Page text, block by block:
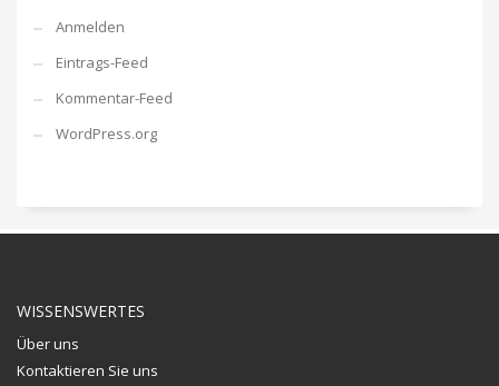
Anmelden
Eintrags-Feed
Kommentar-Feed
WordPress.org
WISSENSWERTES
Über uns
Kontaktieren Sie uns